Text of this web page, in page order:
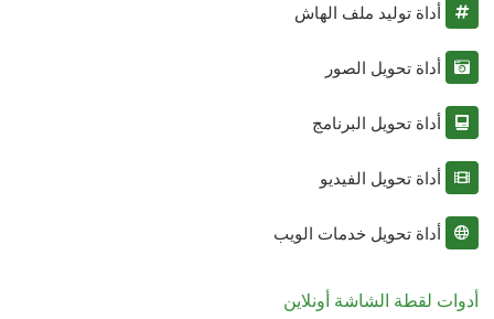
أداة توليد ملف الهاش
أداة تحويل الصور
أداة تحويل البرنامج
أداة تحويل الفيديو
أداة تحويل خدمات الويب
أدوات لقطة الشاشة أونلاين